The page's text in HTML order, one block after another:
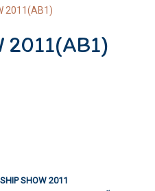
2011(AB1)
2011(AB1)
SHOW 2011